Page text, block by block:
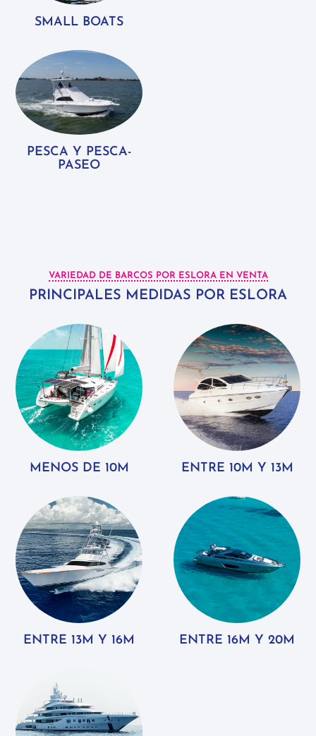
SMALL BOATS
PESCA Y PESCA-
PASEO
VARIEDAD DE BARCOS POR ESLORA EN VENTA
PRINCIPALES MEDIDAS POR ESLORA
MENOS DE 10M ENTRE 10M Y 13M
ENTRE 13M Y 16M ENTRE 16M Y 20M